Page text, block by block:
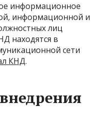
информационное
информационной и
лиц
находятся в
сети
КНД.